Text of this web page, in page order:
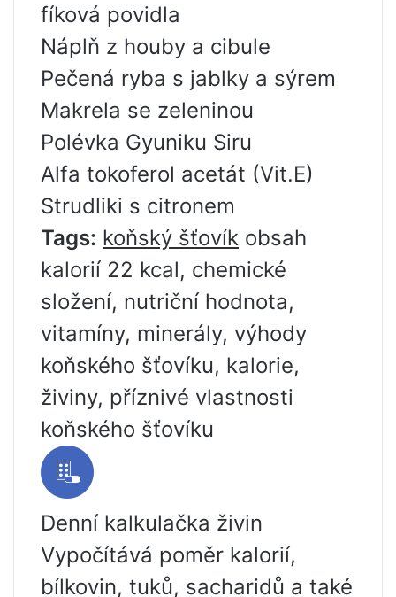
fíková povidla
Náplň z houby a cibule
Pečená ryba s jablky a sýrem
Makrela se zeleninou
Polévka Gyuniku Siru
Alfa tokoferol acetát (Vit.E)
Strudliki s citronem
Tags: koňský šťovík obsah
kalorií 22 kcal, chemické
složení, nutriční hodnota,
vitamíny, minerály, výhody
koňského šťovíku, kalorie,
živiny, příznivé vlastnosti
koňského šťovíku
Denní kalkulačka živin
Vypočítává poměr kalorií,
bílkovin, tuků, sacharidů a také